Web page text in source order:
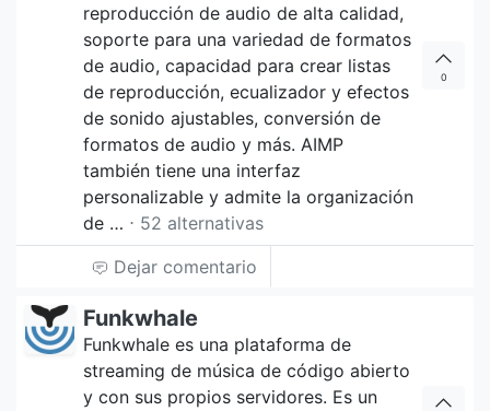
reproducción de audio de alta calidad,
soporte para una variedad de formatos
de audio, capacidad para crear listas
de reproducción, ecualizador y efectos
de sonido ajustables, conversión de
formatos de audio y más. AIMP
también tiene una interfaz
personalizable y admite la organización
de … ⋅ 52 alternativas
0
Dejar comentario
Funkwhale
Funkwhale es una plataforma de
streaming de música de código abierto
y con sus propios servidores. Es un